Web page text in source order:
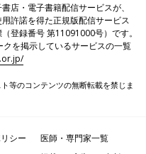
店・電子書籍配信サービスが、
許諾を得た正規版配信サービス
登録番号 第11091000号）です。
クを掲示しているサービスの一覧
等のコンテンツの無断転載を禁じま
シー
医師・専門家一覧